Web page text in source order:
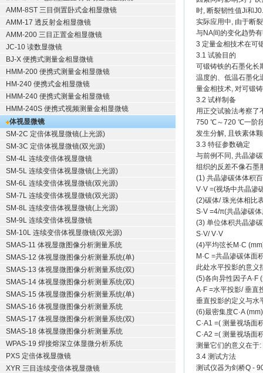
AMM-8ST 三目倒置卧式金相显微镜
AMM-17 透反射金相显微镜
AMM-200 三目正置金相显微镜
JC-10 读数显微镜
BJ-X 便携式测量金相显微镜
HMM-200 便携式测量金相显微镜
HM-240 便携式金相显微镜
HMM-240 便携式测量金相显微镜
HMM-240S 便携式视频测量金相显微镜
体视显微镜
SM-2C 定倍体视显微镜(上光源)
SM-3C 定倍体视显微镜(双光源)
SM-4L 连续变倍体视显微镜
SM-5L 连续变倍体视显微镜(上光源)
SM-6L 连续变倍体视显微镜(双光源)
SM-7L 连续变倍体视显微镜(双光源)
SM-8L 连续变倍体视显微镜(上光源)
SM-9L 连续变倍体视显微镜
SM-10L 连续变倍体视显微镜(双光源)
SMAS-11 体视显微图像分析测量系统
SMAS-12 体视显微图像分析测量系统(单)
SMAS-13 体视显微图像分析测量系统(双)
SMAS-14 体视显微图像分析测量系统(双)
SMAS-15 体视显微图像分析测量系统(单)
SMAS-16 体视显微图像分析测量系统
SMAS-17 体视显微图像分析测量系统(双)
SMAS-18 体视显微图像分析测量系统
WPAS-19 焊接熔深立体显微分析系统
PXS 定倍体视显微镜
XYR 三目连续变倍体视显微镜
时, 断裂韧性值Ji和
实际应用中, 由于断
与NA间的变化趋势
3 定量金相技术在可
3.1 试验目的
可锻铸铁的石墨化长
温度的、低温石墨化
量金相技术, 对可锻
3.2 试样制备
用正交试验法考察了
750 ℃～720 ℃一阶
发生分解, 且铁素体
3.3 特征参数确定
与前例不同, 共晶渗
组织的反差不像石墨
(1) 共晶渗碳体体积
V·V =(视场中共晶渗
(2)碳体/ 珠光体相比
S·V =4/π(共晶渗碳
(3) 单位体积共晶渗
S·V/ V·V
(4)平均弦长M·C
M·C =共晶渗碳体面
此处水平投影的意义
(5)各向异性因子A·F
A·F =水平投影/ 垂直
垂直投影的定义与水
(6)最密集度C·A (mm)
C·A1 =( 测量视场面
C·A2 =( 测量视场面
测量它们的意义在于
3.4 测试方法
测试仪器为剑桥Q -